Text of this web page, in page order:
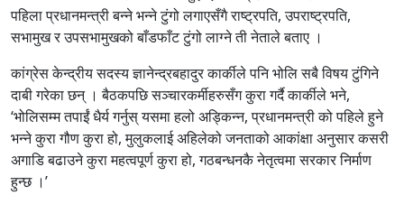
पहिला प्रधानमन्त्री बन्ने भन्ने टुंगो लगाएसँगै राष्ट्रपति, उपराष्ट्रपति,
सभामुख र उपसभामुखको बाँडफाँट टुंगो लाग्ने ती नेताले बताए ।
कांग्रेस केन्द्रीय सदस्य ज्ञानेन्द्रबहादुर कार्कीले पनि भोलि सबै विषय टुंगिने
दाबी गरेका छन् । बैठकपछि सञ्चारकर्मीहरुसँग कुरा गर्दै कार्कीले भने,
‘भोलिसम्म तपाईं धैर्य गर्नुस् यसमा हलो अड्किन्न, प्रधानमन्त्री को पहिले हुने
भन्ने कुरा गौण कुरा हो, मुलुकलाई अहिलेको जनताको आकांक्षा अनुसार कसरी
अगाडि बढाउने कुरा महत्वपूर्ण कुरा हो, गठबन्धनकै नेतृत्वमा सरकार निर्माण
हुन्छ ।’